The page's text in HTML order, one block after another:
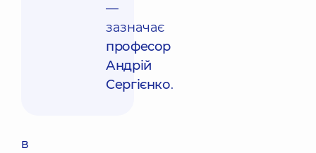
—
зазначає
професор
Андрій
Сергієнко.
В